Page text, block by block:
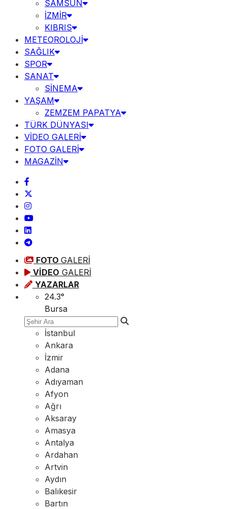
SAMSUN
İZMİR
KIBRIS
METEOROLOJİ
SAĞLIK
SPOR
SANAT
SİNEMA
YAŞAM
ZEMZEM PAPATYA
TÜRK DÜNYASI
VİDEO GALERİ
FOTO GALERİ
MAGAZİN
FOTO GALERİ
VİDEO GALERİ
YAZARLAR
24.3°
Bursa
İstanbul
Ankara
İzmir
Adana
Adıyaman
Afyon
Ağrı
Aksaray
Amasya
Antalya
Ardahan
Artvin
Aydın
Balıkesir
Bartın